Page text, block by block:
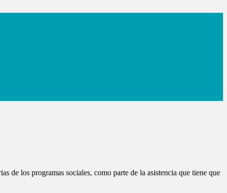
de los programas sociales, como parte de la asistencia que tiene que